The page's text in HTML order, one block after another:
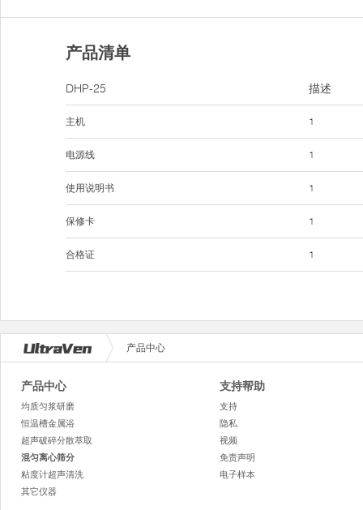
产品清单
DHP-25
主机
电源线
使用说明书
保修卡
合格证
描述
1
1
1
1
1
产品中心
产品中心
均质匀浆研磨
恒温槽金属浴
超声破碎分散萃取
混匀离心筛分
粘度计超声清洗
其它仪器
支持帮助
支持
隐私
视频
免责声明
电子样本